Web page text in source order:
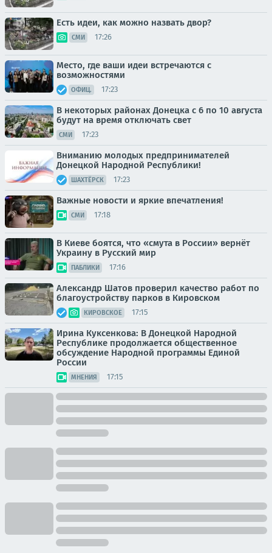
Есть идеи, как можно назвать двор?
СМИ 17:26
Место, где ваши идеи встречаются с
возможностями
ОФИЦ. 17:23
В некоторых районах Донецка с 6 по 10 августа
будут на время отключать свет
СМИ 17:23
Вниманию молодых предпринимателей
Донецкой Народной Республики!
ШАХТЁРСК 17:23
Важные новости и яркие впечатления!
СМИ 17:18
В Киеве боятся, что «смута в России» вернёт
Украину в Русский мир
ПАБЛИКИ 17:16
Александр Шатов проверил качество работ по
благоустройству парков в Кировском
КИРОВСКОЕ 17:15
Ирина Куксенкова: В Донецкой Народной
Республике продолжается общественное
обсуждение Народной программы Единой
России
МНЕНИЯ 17:15